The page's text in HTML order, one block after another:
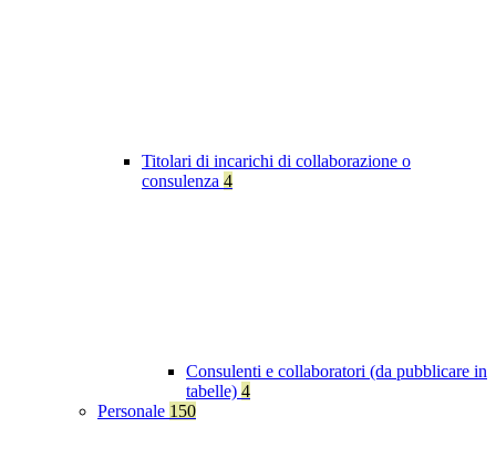
Titolari di incarichi di collaborazione o
consulenza 4
Consulenti e collaboratori (da pubblicare in
tabelle) 4
Personale 150